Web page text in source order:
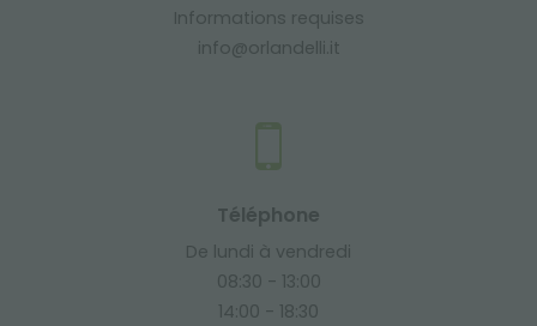
Informations requises
info@orlandelli.it
Téléphone
De lundi à vendredi
08:30 - 13:00
14:00 - 18:30